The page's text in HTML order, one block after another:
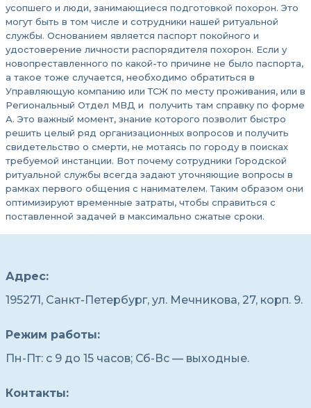
усопшего и люди, занимающиеся подготовкой похорон. Это
могут быть в том числе и сотрудники нашей ритуальной
службы. Основанием является паспорт покойного и
удостоверение личности распорядителя похорон. Если у
новопреставленного по какой-то причине не было паспорта,
а такое тоже случается, необходимо обратиться в
Управляющую компанию или ТСЖ по месту проживания, или в
Региональный Отдел МВД и получить там справку по форме
А. Это важный момент, знание которого позволит быстро
решить целый ряд организационных вопросов и получить
свидетельство о смерти, не мотаясь по городу в поисках
требуемой инстанции. Вот почему сотрудники Городской
ритуальной службы всегда задают уточняющие вопросы в
рамках первого общения с нанимателем. Таким образом они
оптимизируют временные затраты, чтобы справиться с
поставленной задачей в максимально сжатые сроки.
Адрес:
195271, Санкт-Петербург, ул. Мечникова, 27, корп. 9.
Режим работы:
Пн-Пт: с 9 до 15 часов; Сб-Вс — выходные.
Контакты: